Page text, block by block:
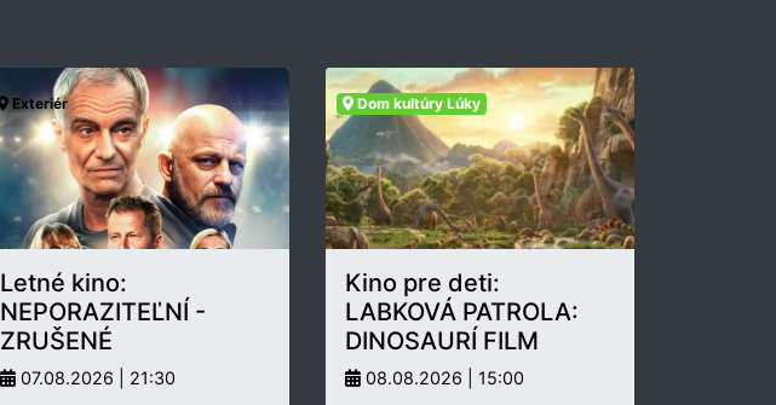
Exteriér
Letné kino:
NEPORAZITEĽNÍ -
ZRUŠENÉ
07.08.2026 | 21:30
Dom kultúry Lúky
Kino pre deti:
LABKOVÁ PATROLA:
DINOSAURÍ FILM
08.08.2026 | 15:00